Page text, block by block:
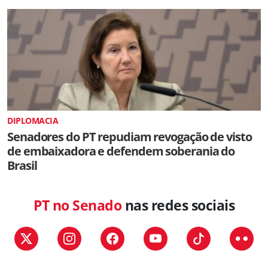
DIPLOMACIA
Senadores do PT repudiam revogação de visto
de embaixadora e defendem soberania do
Brasil
PT no Senadonas redes sociais